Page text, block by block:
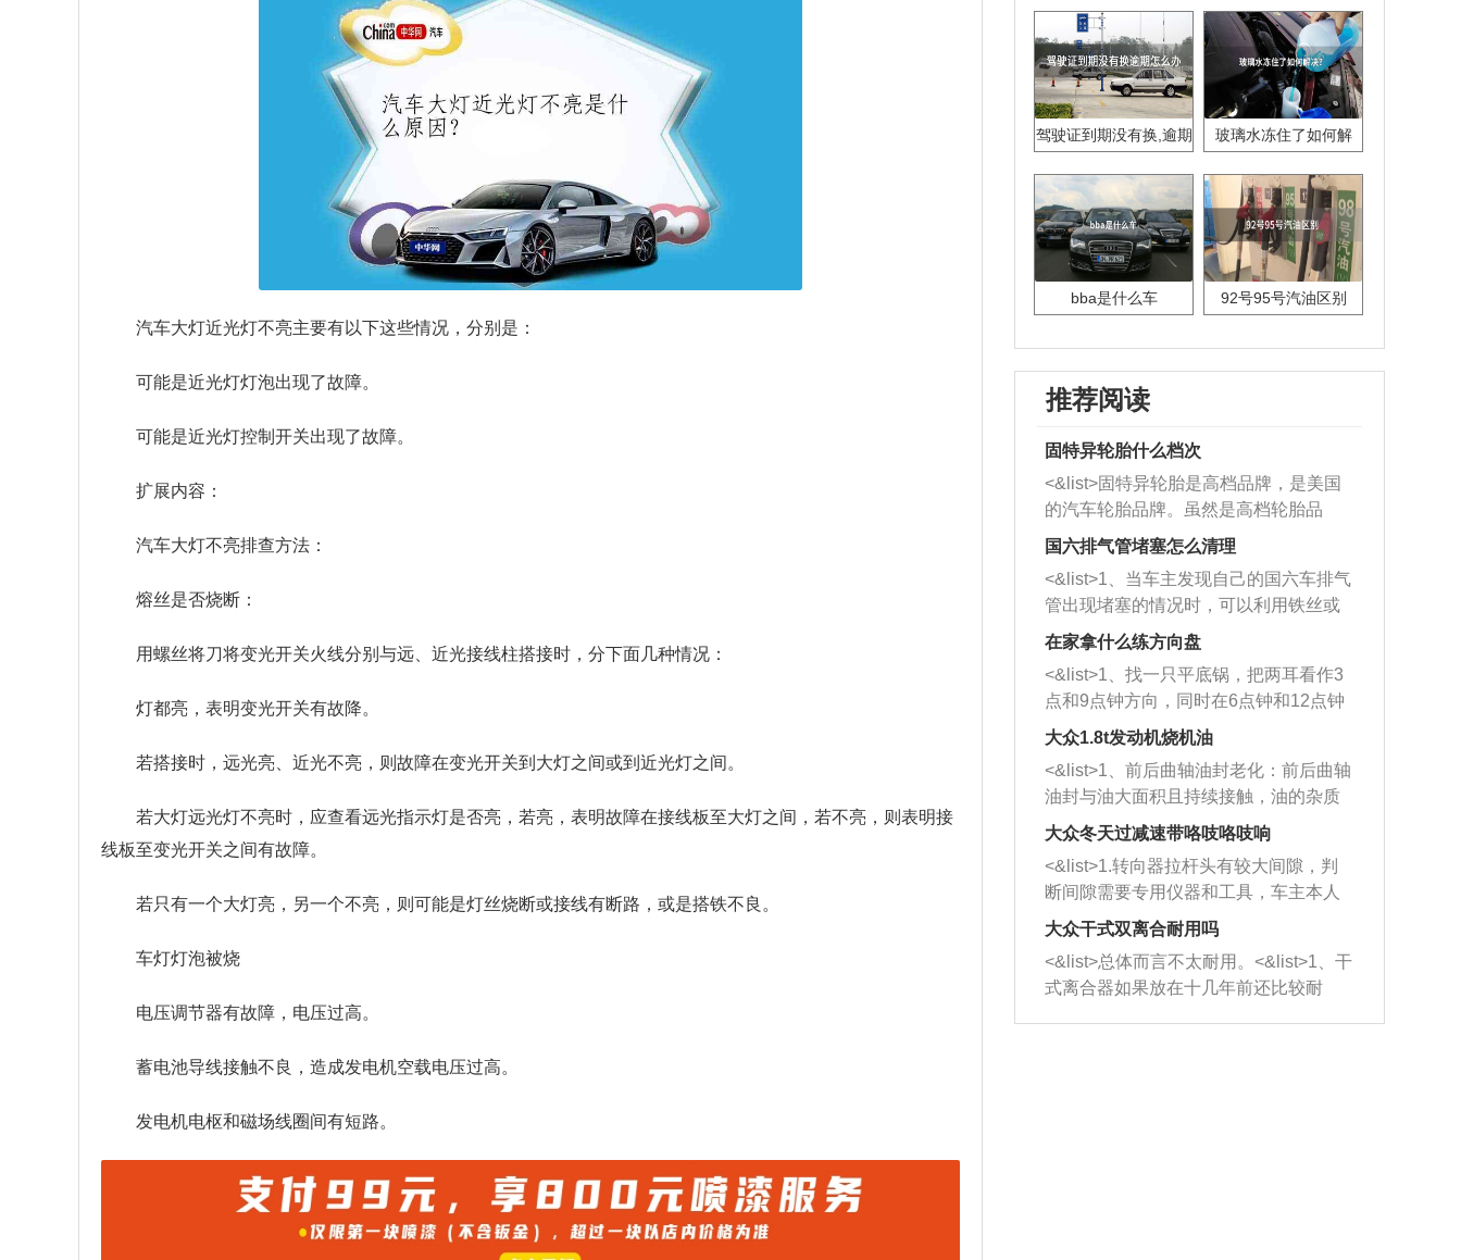
汽车大灯近光灯不亮主要有以下这些情况，分别是：
可能是近光灯灯泡出现了故障。
可能是近光灯控制开关出现了故障。
扩展内容：
汽车大灯不亮排查方法：
熔丝是否烧断：
用螺丝将刀将变光开关火线分别与远、近光接线柱搭接时，分下面几种情况：
灯都亮，表明变光开关有故降。
若搭接时，远光亮、近光不亮，则故障在变光开关到大灯之间或到近光灯之间。
若大灯远光灯不亮时，应查看远光指示灯是否亮，若亮，表明故障在接线板至大灯之间，若不亮，则表明接
线板至变光开关之间有故障。
若只有一个大灯亮，另一个不亮，则可能是灯丝烧断或接线有断路，或是搭铁不良。
车灯灯泡被烧
电压调节器有故障，电压过高。
蓄电池导线接触不良，造成发电机空载电压过高。
发电机电枢和磁场线圈间有短路。
驾驶证到期没有换,逾期
玻璃水冻住了如何解
bba是什么车 92号95号汽油区别
推荐阅读
固特异轮胎什么档次
<&list>固特异轮胎是高档品牌，是美国
的汽车轮胎品牌。虽然是高档轮胎品
牌，但是中高低端的轮胎都有生产，这
也是为了更好的开拓市场。
国六排气管堵塞怎么清理
<&list>1、当车主发现自己的国六车排气
管出现堵塞的情况时，可以利用铁丝或
者是细棍，直接将杂物给取出来，如果
堵塞情况比较严重，也可以采取应急措
施。 <&list>2、直接利用木棍将所有的
杂物推到排气管里面的位置处，然后将
三元催化器拆解开，就可以将堵塞的东
西取出来。但如果是因为积碳过多引起
的堵塞，就需要将三元催化器泡在草酸
洗剂对堵塞的情况得到解决，将清洗剂
放在燃油箱中，与燃油混合后，车辆启
动时，就可以和汽油一起进入到燃烧
室，最后形成废气排出，就可以让三元
催化器得到清洗，排气管堵塞的情况就
能够得到解决。
在家拿什么练方向盘
<&list>1、找一只平底锅，把两耳看作3
点和9点钟方向，同时在6点钟和12点钟
方向做一个标记。 <&list>2、双手握住
一圈半的练习，往右同样也要打相同的
圈数。 <&list>3、最后强调要反复练
习，这样就可以形成肌肉记忆，在真实
驾驶车辆时，不需要记忆也能打好方
向。
大众1.8t发动机烧机油
<&list>1、前后曲轴油封老化：前后曲轴
油封与油大面积且持续接触，油的杂质
和发动机内持续温度变化使其密封效果
逐渐减弱，导致渗油或漏油。<&list>2、
活塞间隙过大：积碳会使活塞环与缸体
的间隙扩大，导致机油流入燃烧室中，
造成烧机油。<&list>3、机油粘度。使用
机油粘度过小的话，同样会有烧机油现
象，机油粘度过小具有很好的流动性，
大众冬天过减速带咯吱咯吱响
<&list>1.转向器拉杆头有较大间隙，判
断间隙需要专用仪器和工具，车主本人
无法制作，需要将车辆送到修理厂或4s
店；<&list>2.车辆半轴套管防尘罩破
裂，破裂后会出现漏油现象，使半轴磨
损严重，磨损的半轴容易损坏，产生异
响；<&list>3.稳定器的转向胶套和球头
大众干式双离合耐用吗
<&list>总体而言不太耐用。<&list>1、干
式离合器如果放在十几年前还比较耐